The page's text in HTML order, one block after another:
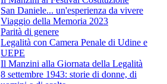
San Daniele... un'esperienza da vivere
Viaggio della Memoria 2023
Parità di genere
Legalità con Camera Penale di Udine e
UEPE
Il Manzini alla Giornata della Legalità
8 settembre 1943: storie di donne, di